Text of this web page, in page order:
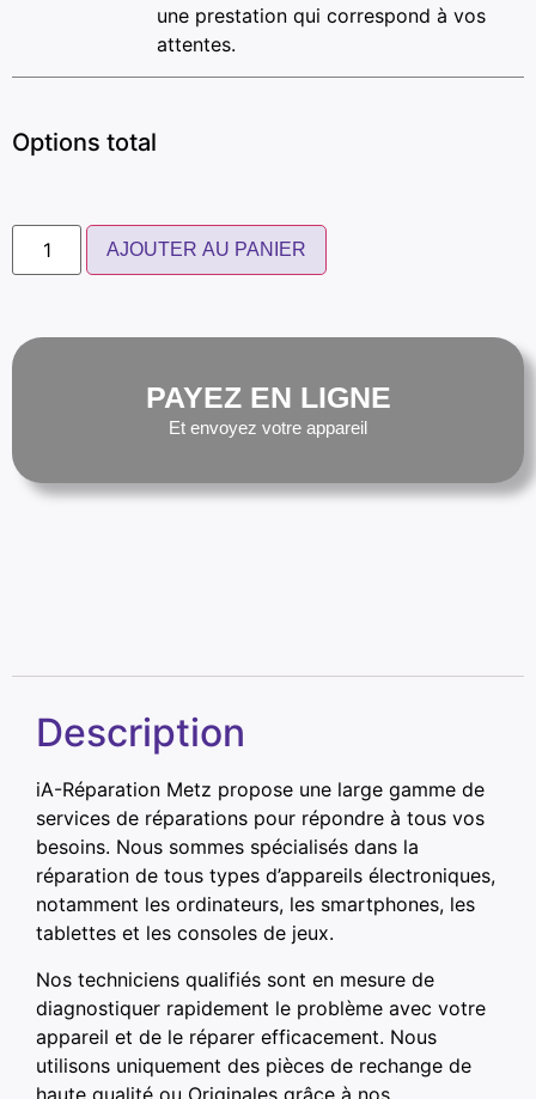
une prestation qui correspond à vos
attentes.
Options total
AJOUTER AU PANIER
PAYEZ EN LIGNE
Et envoyez votre appareil
Description
iA-Réparation Metz propose une large gamme de
services de réparations pour répondre à tous vos
besoins. Nous sommes spécialisés dans la
réparation de tous types d’appareils électroniques,
notamment les ordinateurs, les smartphones, les
tablettes et les consoles de jeux.
Nos techniciens qualifiés sont en mesure de
diagnostiquer rapidement le problème avec votre
appareil et de le réparer efficacement. Nous
utilisons uniquement des pièces de rechange de
haute qualité ou Originales grâce à nos